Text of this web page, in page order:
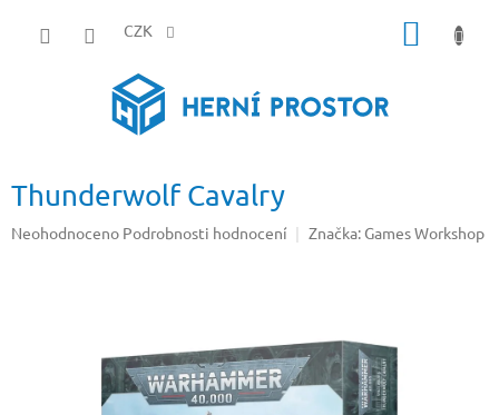
CZK
Thunderwolf Cavalry
Průměrné
Neohodnoceno Podrobnosti hodnocení Značka: Games Workshop